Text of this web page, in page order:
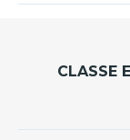
CLASSE